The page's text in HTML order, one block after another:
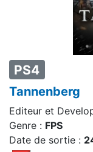
PS4
Tannenberg
Editeur et
Genre : FPS
Date de sortie :